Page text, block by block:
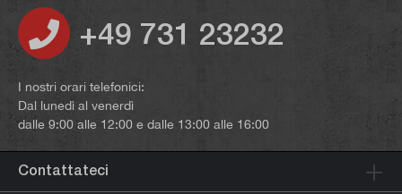
+49 731 23232
I nostri orari telefonici:
Dal lunedì al venerdì
dalle 9:00 alle 12:00 e dalle 13:00 alle 16:00
Contattateci